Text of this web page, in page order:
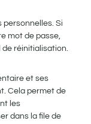
personnelles. Si
mot de passe,
de réinitialisation.
et ses
Cela permet de
les
dans la file de